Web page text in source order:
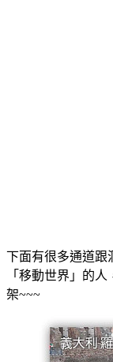
下面有很多通道跟
「移動世界」的
架~~~